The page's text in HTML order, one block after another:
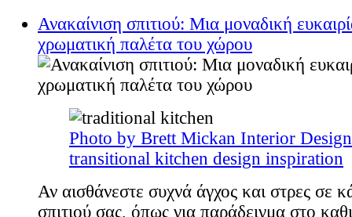
Ανακαίνιση σπιτιού: Μια μοναδική
χρωματική παλέτα του χώρου
Photo by Brett Mickan Interior
transitional kitchen design inspiration
Αν αισθάνεστε συχνά άγχος και στρες σε
σπιτιού σας, όπως για παράδειγμα στο